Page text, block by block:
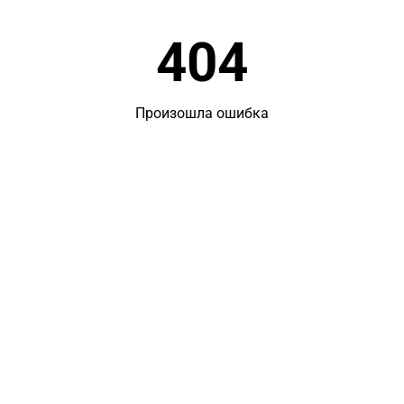
404
Произошла ошибка